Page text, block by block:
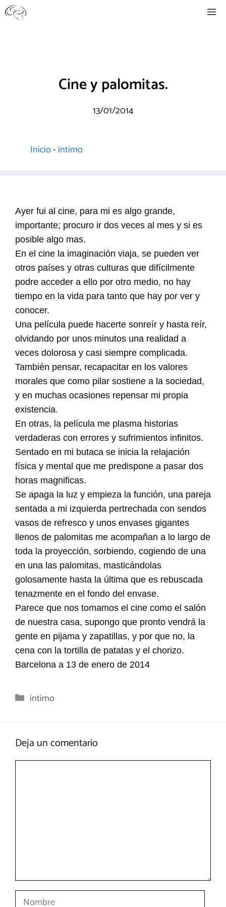
Saltar
al
Cine y palomitas.
13/01/2014
Inicio-intimo
Ayer fui al cine, para mi es algo grande,
importante; procuro ir dos veces al mes y si es
posible algo mas.
En el cine la imaginación viaja, se pueden ver
otros países y otras culturas que difícilmente
podre acceder a ello por otro medio, no hay
tiempo en la vida para tanto que hay por ver y
conocer.
Una película puede hacerte sonreír y hasta reír,
olvidando por unos minutos una realidad a
veces dolorosa y casi siempre complicada.
También pensar, recapacitar en los valores
morales que como pilar sostiene a la sociedad,
y en muchas ocasiones repensar mi propia
existencia.
En otras, la película me plasma historias
verdaderas con errores y sufrimientos infinitos.
Sentado en mi butaca se inicia la relajación
física y mental que me predispone a pasar dos
horas magnificas.
Se apaga la luz y empieza la función, una pareja
sentada a mi izquierda pertrechada con sendos
vasos de refresco y unos envases gigantes
llenos de palomitas me acompañan a lo largo de
toda la proyección, sorbiendo, cogiendo de una
en una las palomitas, masticándolas
golosamente hasta la última que es rebuscada
tenazmente en el fondo del envase.
Parece que nos tomamos el cine como el salón
de nuestra casa, supongo que pronto vendrá la
gente en pijama y zapatillas, y por que no, la
cena con la tortilla de patatas y el chorizo.
Barcelona a 13 de enero de 2014
Categorías
intimo
Deja un comentario
Nombre